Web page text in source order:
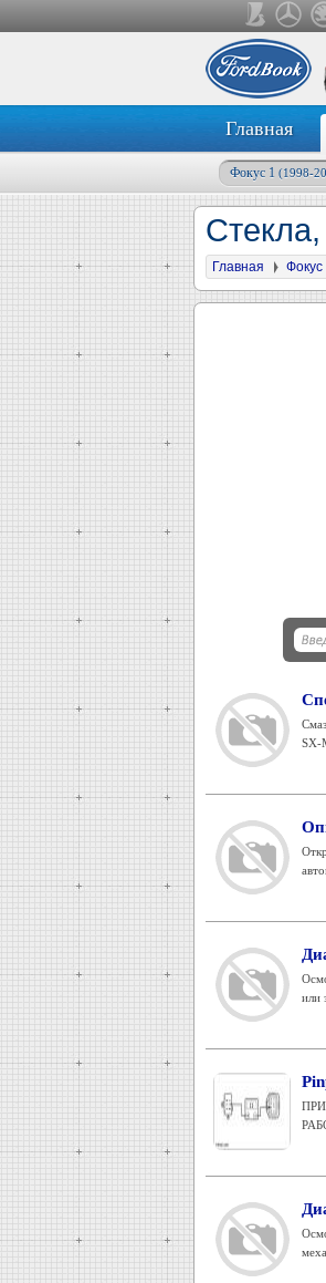
Главная
Фокус 1 (1998-
Главная Фокус
SX-
или